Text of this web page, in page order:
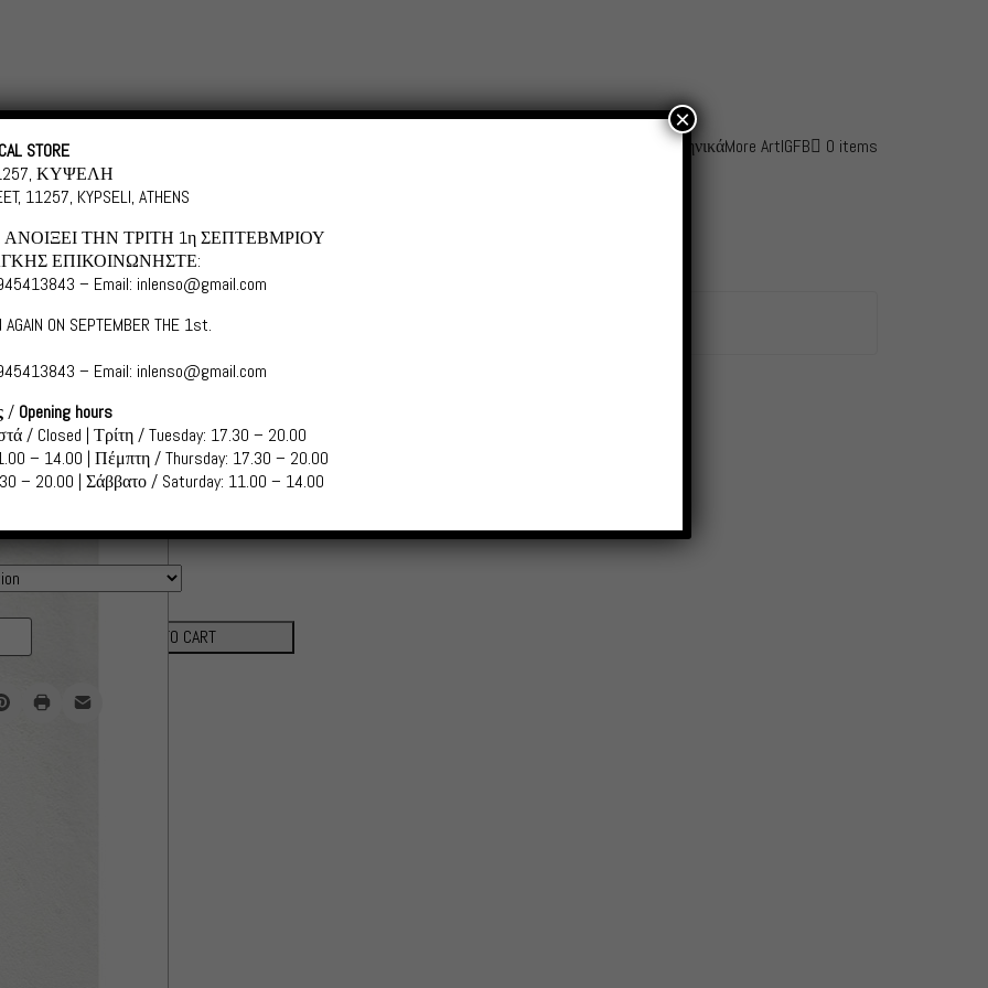
ΕλληνικάMore ArtIGFB 0 items
ADD TO CART
STORE
ΚΥΨΕΛΗ
11257, KYPSELI, ATHENS
ΤΗΝ ΤΡΙΤΗ 1η ΣΕΠΤΕΒΜΡΙΟΥ
ΕΠΙΚΟΙΝΩΝΗΣΤΕ:
– Email: inlenso@gmail.com
ON SEPTEMBER THE 1st.
– Email: inlenso@gmail.com
/ Opening hours
/ Closed | Τρίτη / Tuesday: 17.30 – 20.00
– 14.00 | Πέμπτη / Thursday: 17.30 – 20.00
– 20.00 | Σάββατο / Saturday: 11.00 – 14.00
×